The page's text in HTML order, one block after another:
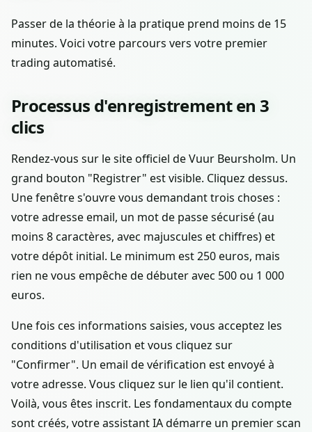
Passer de la théorie à la pratique prend moins de 15
minutes. Voici votre parcours vers votre premier
trading automatisé.
Processus d'enregistrement en 3
clics
Rendez-vous sur le site officiel de Vuur Beursholm. Un
grand bouton "Registrer" est visible. Cliquez dessus.
Une fenêtre s'ouvre vous demandant trois choses :
votre adresse email, un mot de passe sécurisé (au
moins 8 caractères, avec majuscules et chiffres) et
votre dépôt initial. Le minimum est 250 euros, mais
rien ne vous empêche de débuter avec 500 ou 1 000
euros.
Une fois ces informations saisies, vous acceptez les
conditions d'utilisation et vous cliquez sur
"Confirmer". Un email de vérification est envoyé à
votre adresse. Vous cliquez sur le lien qu'il contient.
Voilà, vous êtes inscrit. Les fondamentaux du compte
sont créés, votre assistant IA démarre un premier scan